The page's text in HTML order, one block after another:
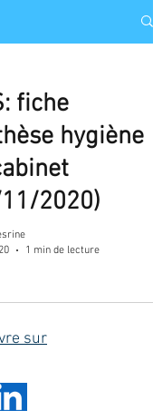
fiche
hygiène
2020)
1 min de lecture
sur